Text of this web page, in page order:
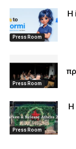
Press Room
Η
Press Room
Press Room
Η